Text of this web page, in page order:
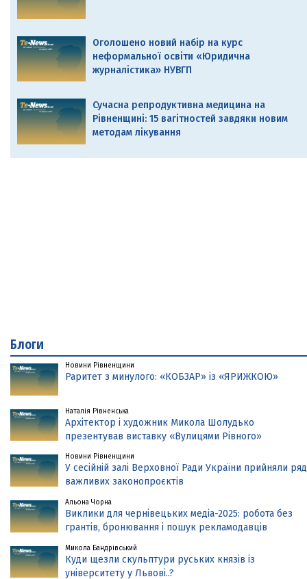
Оголошено новий набір на курс
неформальної освіти «Юридична
журналістика» НУВГП
Сучасна репродуктивна медицина на
Рівненщині: 15 вагітностей завдяки новим
методам лікування
Блоги
Новини Рівненщини
Раритет з минулого: «КОБЗАР» із «ЯРИЖКОЮ»
Наталія Рівненська
Архітектор і художник Микола Шолудько
презентував виставку «Вулицями Рівного»
Новини Рівненщини
У сесійній залі Верховної Ради України прийняли ряд
важливих законопроєктів
Альона Чорна
Виклики для чернівецьких медіа-2025: робота без
грантів, бронювання і пошук рекламодавців
Микола Бандрівський
Куди щезли скульптури руських князів із
університету у Львові..?